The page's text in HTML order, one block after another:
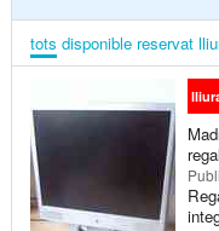
tots disponible reservat
regal